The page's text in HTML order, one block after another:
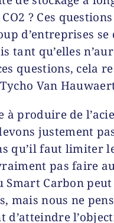
? Ces
d’entreprises
tant qu’elles
questions, cela
Van
à produire de
justement
qu’il faut limiter
pas faire
Smart Carbon
mais nous ne
d’atteindre